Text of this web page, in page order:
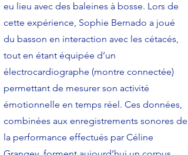
eu lieu avec des baleines à bosse. Lors de
cette expérience, Sophie Bernado a joué
du basson en interaction avec les cétacés,
tout en étant équipée d’un
électrocardiographe (montre connectée)
permettant de mesurer son activité
émotionnelle en temps réel. Ces données,
combinées aux enregistrements sonores de
la performance effectués par Céline